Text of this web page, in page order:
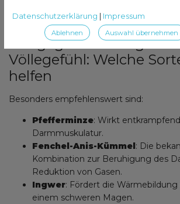
Foto von CRYSTALWEED cannabis
Tee gegen Blähungen
Völlegefühl: Welche
helfen
Besonders empfehlenswert sind:
Pfefferminze: Wirkt
Darmmuskulatur.
Fenchel-Anis-Kümmel: Die
Kombination zur Beruhigung des
Reduktion von Gasen.
Ingwer: Fördert die
einem schweren Magen.
Datenschutzerklärung | Impressum
Ablehnen Auswahl übernehmen